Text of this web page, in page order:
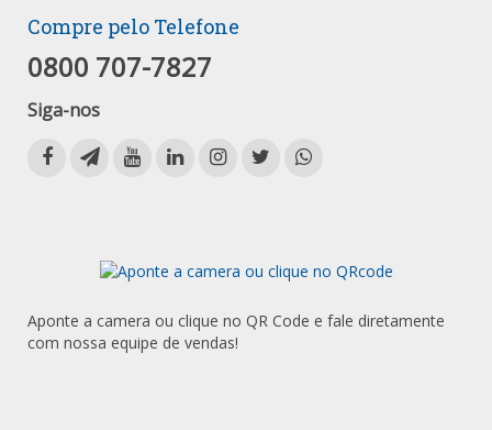
Compre pelo Telefone
0800 707-7827
Siga-nos
Aponte a camera ou clique no QR Code e fale diretamente
com nossa equipe de vendas!